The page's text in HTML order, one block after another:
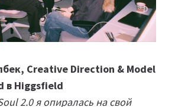
Creative Direction & Model
в Higgsfield
2.0 я опиралась на свой